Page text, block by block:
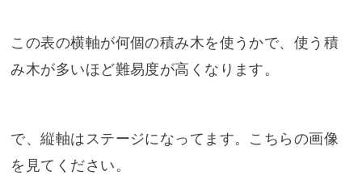
この表の横軸が何個の積み木を使うかで、使う積
み木が多いほど難易度が高くなります。
で、縦軸はステージになってます。こちらの画像
を見てください。